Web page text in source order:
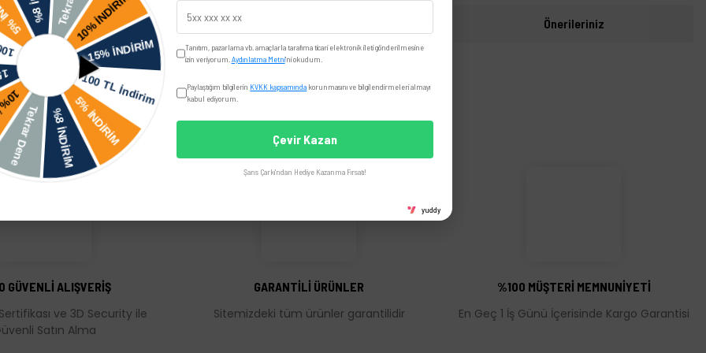
Yorumlar Önerileriniz
GÜVENLİ ALIŞVERİŞ
ve 3D Security ile
Satın Alma
GARANTİLİ ÜRÜNLER
Sitemizdeki tüm ürünler garantilidir
%100 MÜŞTERİ MEMNUNİYETİ
En Geç 1 İş Günü İçerisinde Kargo Garantisi
Tanıtım, pazarlama vb. amaçlarla tarafıma ticari elektronik ileti gönderilmesine
izin veriyorum. Aydınlatma Metni'ni okudum.
Paylaştığım bilgilerin KVKK kapsamında korunmasını ve bilgilendirmeleri almayı
kabul ediyorum.
Çevir Kazan
Şans Çarkı'ndan Hediye Kazanma Fırsatı!
yuddy